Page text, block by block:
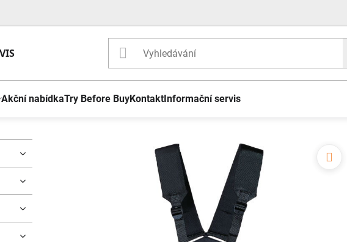
Akční nabídkaTry Before BuyKontaktInformační servis